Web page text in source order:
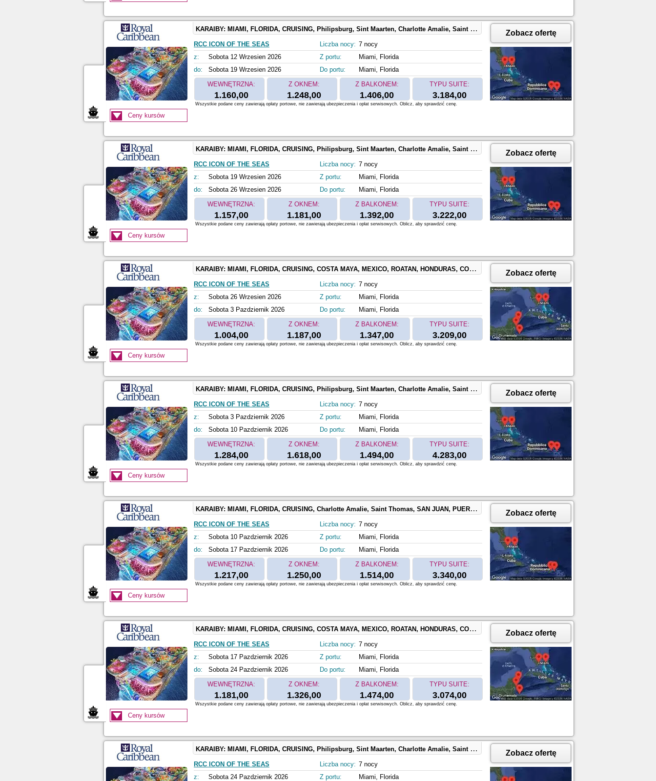
KARAIBY: MIAMI, FLORIDA, CRUISING, Philipsburg, Sint Maarten, Charlotte Amalie, Saint Thomas, Perfect Day at CocoCay, Bahamas
RCC ICON OF THE SEAS
z:
Sobota 12 Wrzesien 2026
do:
Sobota 19 Wrzesien 2026
Liczba nocy: 7 nocy
Z portu:
Miami, Florida
Do portu:
Miami, Florida
WEWNĘTRZNA:
1.160,00
Z OKNEM:
1.248,00
Z BALKONEM:
1.406,00
TYPU SUITE:
3.184,00
Zobacz ofertę
Ceny kursów
Wszystkie podane ceny zawierają opłaty portowe, nie zawierają ubezpieczenia i opłat serwisowych. Oblicz, aby sprawdzić cenę.
KARAIBY: MIAMI, FLORIDA, CRUISING, Philipsburg, Sint Maarten, Charlotte Amalie, Saint Thomas, Perfect Day at CocoCay, Bahamas
RCC ICON OF THE SEAS
z:
Sobota 19 Wrzesien 2026
do:
Sobota 26 Wrzesien 2026
Liczba nocy: 7 nocy
Z portu:
Miami, Florida
Do portu:
Miami, Florida
WEWNĘTRZNA:
1.157,00
Z OKNEM:
1.181,00
Z BALKONEM:
1.392,00
TYPU SUITE:
3.222,00
Zobacz ofertę
Ceny kursów
Wszystkie podane ceny zawierają opłaty portowe, nie zawierają ubezpieczenia i opłat serwisowych. Oblicz, aby sprawdzić cenę.
KARAIBY: MIAMI, FLORIDA, CRUISING, COSTA MAYA, MEXICO, ROATAN, HONDURAS, COZUMEL, MEXICO, Perfect Day at CocoCay, Bahamas
RCC ICON OF THE SEAS
z:
Sobota 26 Wrzesien 2026
do:
Sobota 3 Pazdziernik 2026
Liczba nocy: 7 nocy
Z portu:
Miami, Florida
Do portu:
Miami, Florida
WEWNĘTRZNA:
1.004,00
Z OKNEM:
1.187,00
Z BALKONEM:
1.347,00
TYPU SUITE:
3.209,00
Zobacz ofertę
Ceny kursów
Wszystkie podane ceny zawierają opłaty portowe, nie zawierają ubezpieczenia i opłat serwisowych. Oblicz, aby sprawdzić cenę.
KARAIBY: MIAMI, FLORIDA, CRUISING, Philipsburg, Sint Maarten, Charlotte Amalie, Saint Thomas, Perfect Day at CocoCay, Bahamas
RCC ICON OF THE SEAS
z:
Sobota 3 Pazdziernik 2026
do:
Sobota 10 Pazdziernik 2026
Liczba nocy: 7 nocy
Z portu:
Miami, Florida
Do portu:
Miami, Florida
WEWNĘTRZNA:
1.284,00
Z OKNEM:
1.618,00
Z BALKONEM:
1.494,00
TYPU SUITE:
4.283,00
Zobacz ofertę
Ceny kursów
Wszystkie podane ceny zawierają opłaty portowe, nie zawierają ubezpieczenia i opłat serwisowych. Oblicz, aby sprawdzić cenę.
KARAIBY: MIAMI, FLORIDA, CRUISING, Charlotte Amalie, Saint Thomas, SAN JUAN, PUERTO RICO, Perfect Day at CocoCay, Bahamas
RCC ICON OF THE SEAS
z:
Sobota 10 Pazdziernik 2026
do:
Sobota 17 Pazdziernik 2026
Liczba nocy: 7 nocy
Z portu:
Miami, Florida
Do portu:
Miami, Florida
WEWNĘTRZNA:
1.217,00
Z OKNEM:
1.250,00
Z BALKONEM:
1.514,00
TYPU SUITE:
3.340,00
Zobacz ofertę
Ceny kursów
Wszystkie podane ceny zawierają opłaty portowe, nie zawierają ubezpieczenia i opłat serwisowych. Oblicz, aby sprawdzić cenę.
KARAIBY: MIAMI, FLORIDA, CRUISING, COSTA MAYA, MEXICO, ROATAN, HONDURAS, COZUMEL, MEXICO, Perfect Day at CocoCay, Bahamas
RCC ICON OF THE SEAS
z:
Sobota 17 Pazdziernik 2026
do:
Sobota 24 Pazdziernik 2026
Liczba nocy: 7 nocy
Z portu:
Miami, Florida
Do portu:
Miami, Florida
WEWNĘTRZNA:
1.181,00
Z OKNEM:
1.326,00
Z BALKONEM:
1.474,00
TYPU SUITE:
3.074,00
Zobacz ofertę
Ceny kursów
Wszystkie podane ceny zawierają opłaty portowe, nie zawierają ubezpieczenia i opłat serwisowych. Oblicz, aby sprawdzić cenę.
KARAIBY: MIAMI, FLORIDA, CRUISING, Philipsburg, Sint Maarten, Charlotte Amalie, Saint Thomas, Perfect Day at CocoCay, Bahamas
RCC ICON OF THE SEAS
z:
Sobota 24 Pazdziernik 2026
Liczba nocy: 7 nocy
Z portu:
Miami, Florida
Zobacz ofertę